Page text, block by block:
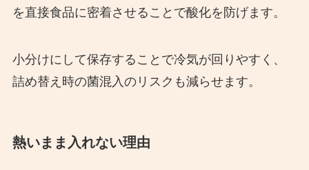
を直接食品に密着させることで酸化を防げます。
小分けにして保存することで冷気が回りやすく、
詰め替え時の菌混入のリスクも減らせます。
熱いまま入れない理由